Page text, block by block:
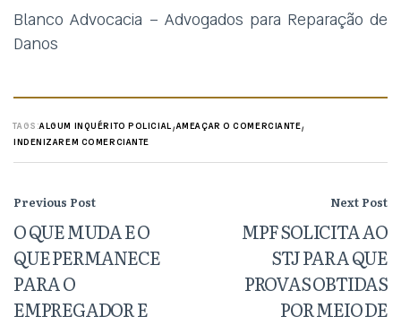
Blanco Advocacia – Advogados para Reparação de
Danos
TAGS:ALGUM INQUÉRITO POLICIAL,AMEAÇAR O COMERCIANTE,
INDENIZAREM COMERCIANTE
Previous Post
O QUE MUDA E O
QUE PERMANECE
PARA O
EMPREGADOR E
Next Post
MPF SOLICITA AO
STJ PARA QUE
PROVAS OBTIDAS
POR MEIO DE